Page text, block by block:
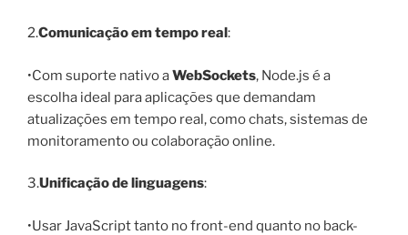
2.Comunicação em tempo real:
•Com suporte nativo aWebSockets, Node.js é a
escolha ideal para aplicações que demandam
atualizações em tempo real, como chats, sistemas de
monitoramento ou colaboração online.
3.Unificação de linguagens:
•Usar JavaScript tanto no front-end quanto no back-